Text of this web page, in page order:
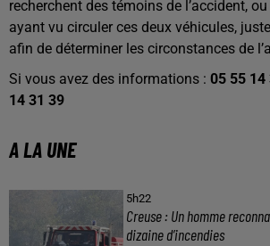
recherchent des témoins de l’accident,
ayant vu circuler ces deux véhicules,
afin de déterminer les circonstances de
Si vous avez des informations : 05 55 14
14 31 39
A LA UNE
5h22
Creuse : Un homme
dizaine d’incendies